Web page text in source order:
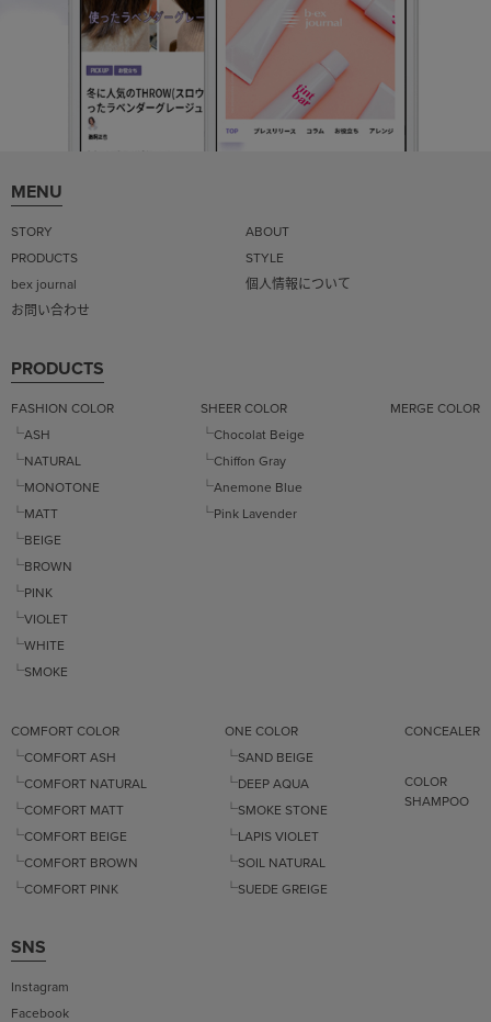
MENU
STORY
ABOUT
PRODUCTS
STYLE
bex journal
個人情報について
お問い合わせ
PRODUCTS
FASHION COLOR
└ASH
└NATURAL
└MONOTONE
└MATT
└BEIGE
└BROWN
└PINK
└VIOLET
└WHITE
└SMOKE
SHEER COLOR
└Chocolat Beige
└Chiffon Gray
└Anemone Blue
└Pink Lavender
MERGE COLOR
COMFORT COLOR
└COMFORT ASH
└COMFORT NATURAL
└COMFORT MATT
└COMFORT BEIGE
└COMFORT BROWN
└COMFORT PINK
ONE COLOR
└SAND BEIGE
└DEEP AQUA
└SMOKE STONE
└LAPIS VIOLET
└SOIL NATURAL
└SUEDE GREIGE
CONCEALER
COLOR
SHAMPOO
SNS
Instagram
Facebook